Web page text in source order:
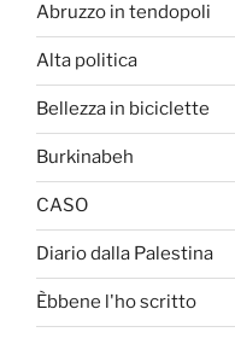
Abruzzo in tendopoli
Alta politica
Bellezza in biciclette
Burkinabeh
CASO
Diario dalla Palestina
Èbbene l'ho scritto